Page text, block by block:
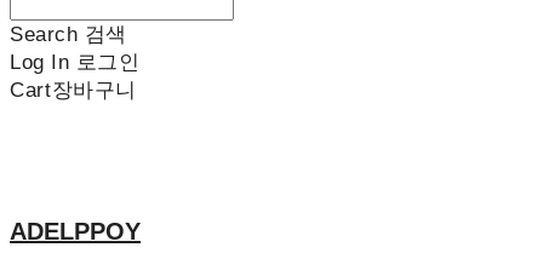
Search 검색
Log In 로그인
Cart장바구니
ADELPPOY